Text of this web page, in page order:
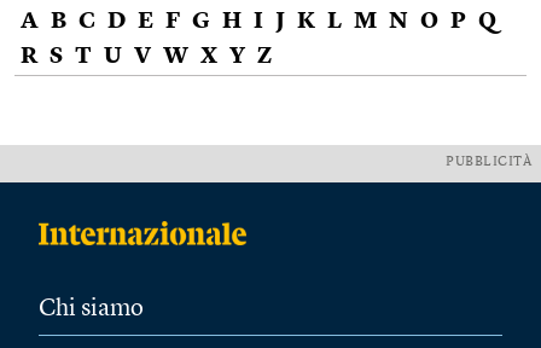
A B C D E F G H I J K L M N O P Q
R S T U V W X Y Z
PUBBLICITÀ
Chi siamo